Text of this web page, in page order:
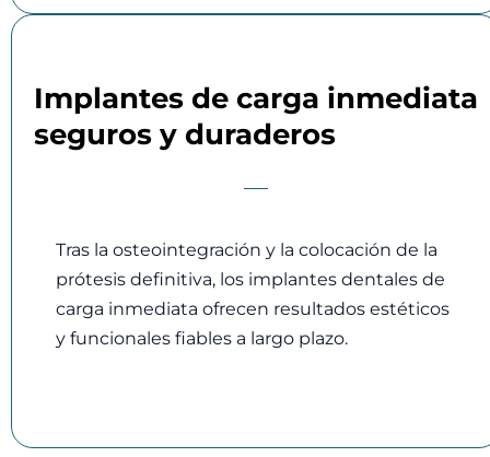
Implantes de carga inmediata
seguros y duraderos
Tras la osteointegración y la colocación de la
prótesis definitiva, los implantes dentales de
carga inmediata ofrecen resultados estéticos
y funcionales fiables a largo plazo.